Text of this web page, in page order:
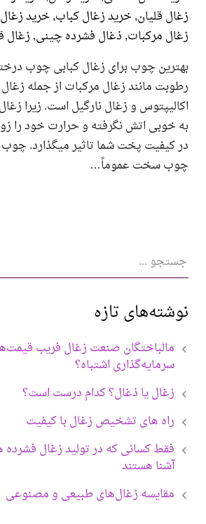
قلیان, خرید زغال کباب,خرید زغال کبابی,
مرکبات ,ذغال فشرده چینی,زغال قلیان
چوب برای زغال کبابی چوب درختان
مانند زغال مرکبات از جمله زغال لیمو و
و زغال نارگیل است. زیرا زغال به
اتش نگرفته و حرارت خود را زودتر
پخت شما تاثیر میگذارد. چوب مناسب
سخت عموماً…
تازه
صنعت زغال فریب قیمت‌های
اشتباه؟
یا ذغال؟ کدام درست است؟
های تشخیص زغال با کیفیت
کسانی که در تولید زغال فشرده هستند
هستند
زغال‌های طبیعی و مصنوعی